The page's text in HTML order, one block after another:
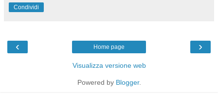
Condividi
‹ ›
Home page
Visualizza versione web
Powered by Blogger.